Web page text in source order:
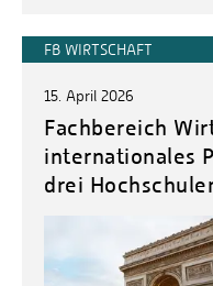
FB WIRTSCHAFT
15. April 2026
Fachbereich
internationales
drei